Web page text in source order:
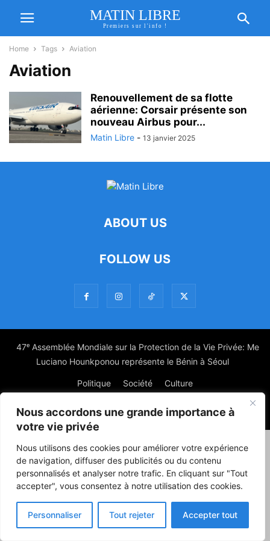
Nous accordons une grande importance à
votre vie privée
Nous utilisons des cookies pour améliorer votre expérience
de navigation, diffuser des publicités ou du contenu
personnalisés et analyser notre trafic. En cliquant sur "Tout
accepter", vous consentez à notre utilisation des cookies.
Personnaliser Tout rejeter Accepter tout
MATIN LIBRE
Premiers sur l'info !
Home Tags Aviation
Aviation
Renouvellement de sa flotte
aérienne: Corsair présente son
nouveau Airbus pour...
Matin Libre - 13 janvier 2025
ABOUT US
FOLLOW US
47ᵉ Assemblée Mondiale sur la Protection de la Vie Privée: Me
Luciano Hounkponou représente le Bénin à Séoul
Politique Société Culture
© Powered by digitXplus Francophone